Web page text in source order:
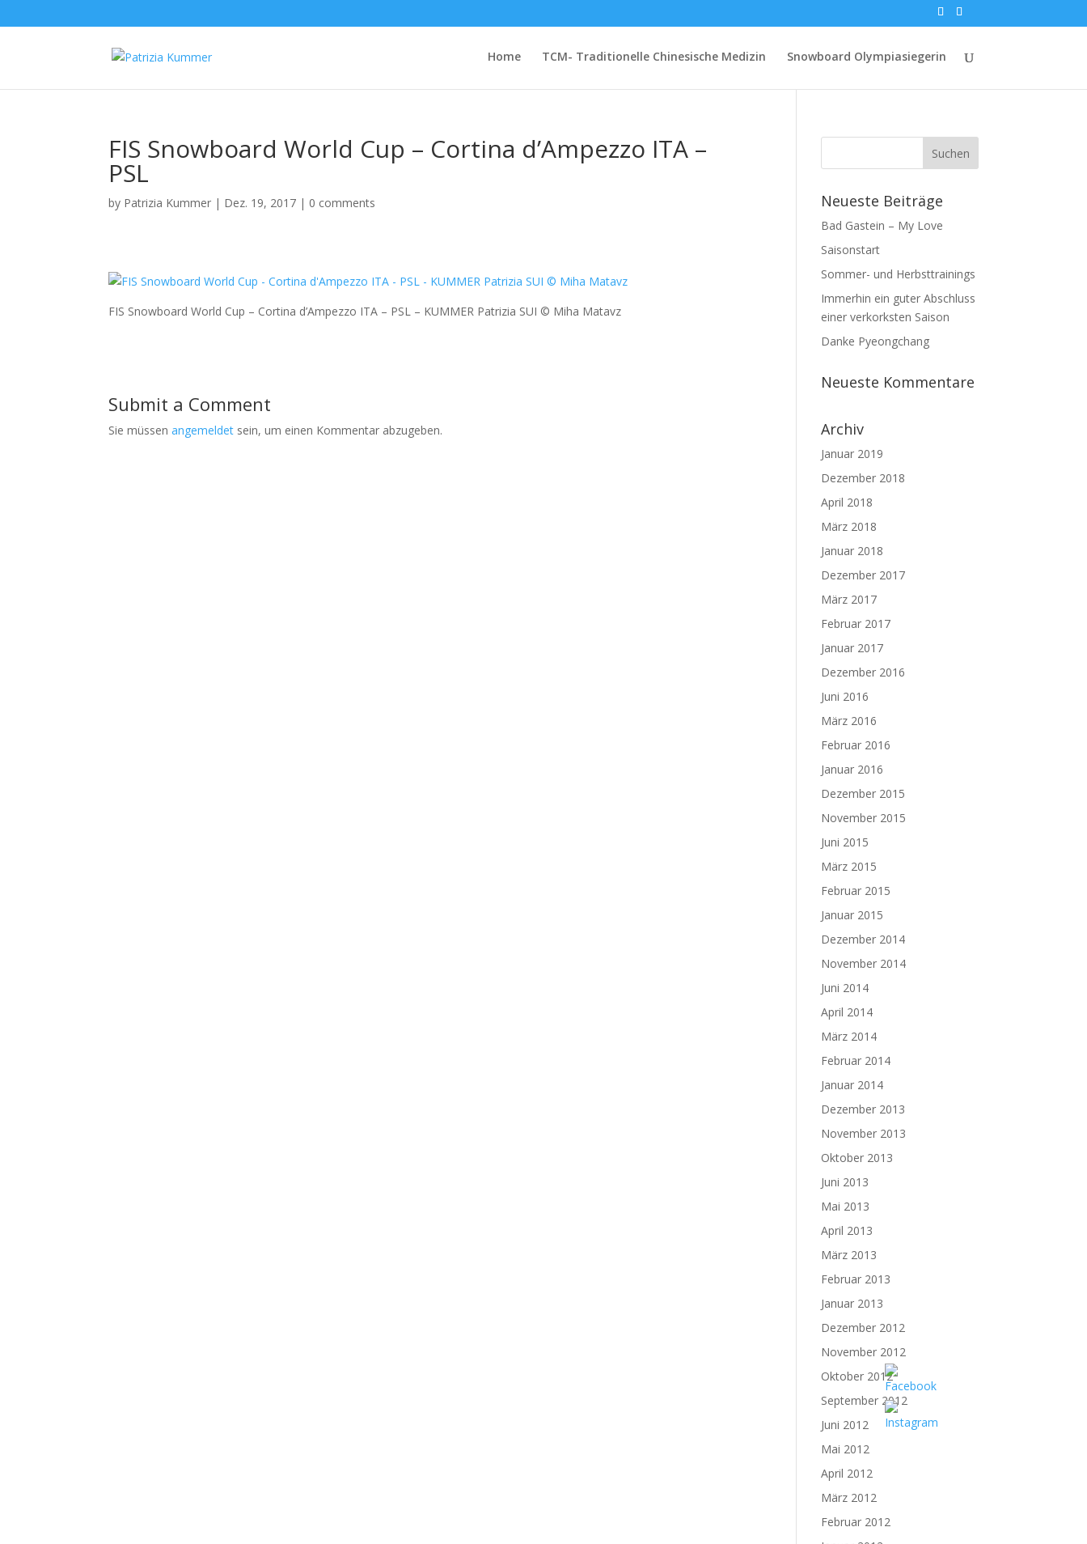
Home TCM- Traditionelle Chinesische Medizin Snowboard Olympiasiegerin
FIS Snowboard World Cup – Cortina d’Ampezzo ITA –
PSL
by Patrizia Kummer | Dez. 19, 2017 | 0 comments
FIS Snowboard World Cup – Cortina d’Ampezzo ITA – PSL – KUMMER Patrizia SUI © Miha Matavz
Submit a Comment
Sie müssenangemeldet sein, um einen Kommentar abzugeben.
Neueste Beiträge
Bad Gastein – My Love
Saisonstart
Sommer- und Herbsttrainings
Immerhin ein guter Abschluss
einer verkorksten Saison
Danke Pyeongchang
Neueste Kommentare
Archiv
Januar 2019
Dezember 2018
April 2018
März 2018
Januar 2018
Dezember 2017
März 2017
Februar 2017
Januar 2017
Dezember 2016
Juni 2016
März 2016
Februar 2016
Januar 2016
Dezember 2015
November 2015
Juni 2015
März 2015
Februar 2015
Januar 2015
Dezember 2014
November 2014
Juni 2014
April 2014
März 2014
Februar 2014
Januar 2014
Dezember 2013
November 2013
Oktober 2013
Juni 2013
Mai 2013
April 2013
März 2013
Februar 2013
Januar 2013
Dezember 2012
November 2012
Oktober 2012
September 2012
Juni 2012
Mai 2012
April 2012
März 2012
Februar 2012